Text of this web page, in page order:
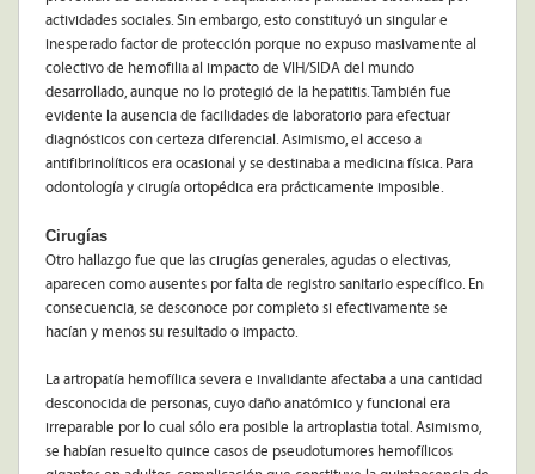
actividades sociales. Sin embargo, esto constituyó un singular e
inesperado factor de protección porque no expuso masivamente al
colectivo de hemofilia al impacto de VIH/SIDA del mundo
desarrollado, aunque no lo protegió de la hepatitis. También fue
evidente la ausencia de facilidades de laboratorio para efectuar
diagnósticos con certeza diferencial. Asimismo, el acceso a
antifibrinolíticos era ocasional y se destinaba a medicina física. Para
odontología y cirugía ortopédica era prácticamente imposible.
Cirugías
Otro hallazgo fue que las cirugías generales, agudas o electivas,
aparecen como ausentes por falta de registro sanitario específico. En
consecuencia, se desconoce por completo si efectivamente se
hacían y menos su resultado o impacto.
La artropatía hemofílica severa e invalidante afectaba a una cantidad
desconocida de personas, cuyo daño anatómico y funcional era
irreparable por lo cual sólo era posible la artroplastia total. Asimismo,
se habían resuelto quince casos de pseudotumores hemofílicos